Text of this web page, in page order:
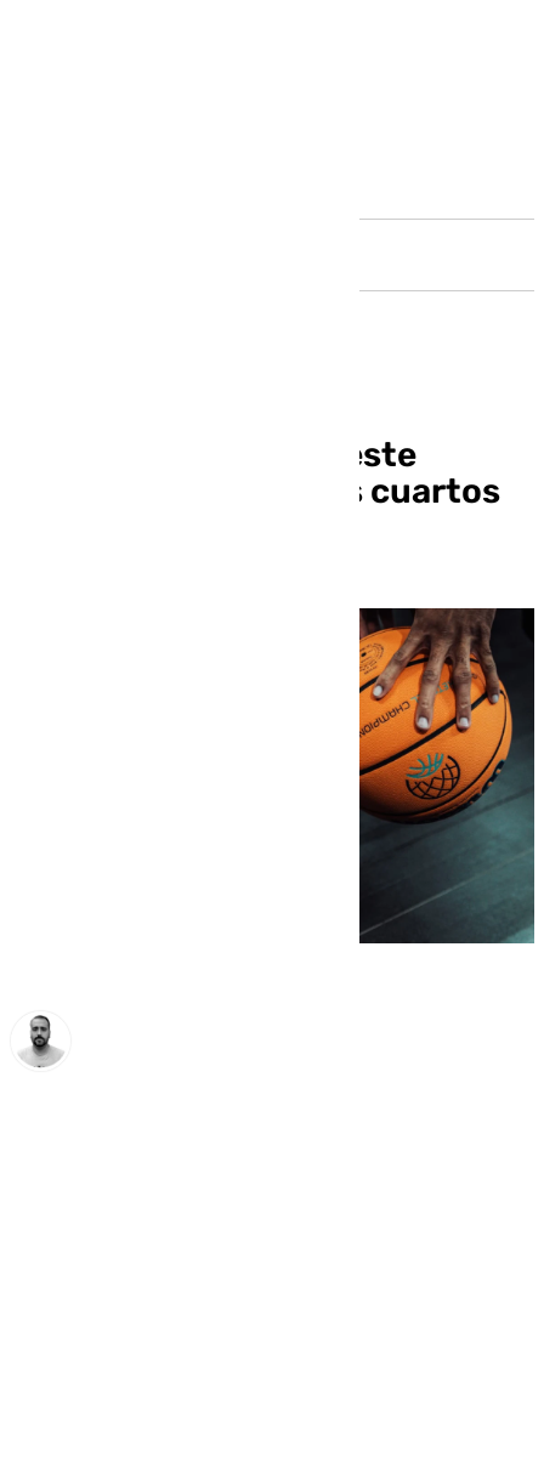
El Unicaja conocerá este
viernes su rival en los cuartos